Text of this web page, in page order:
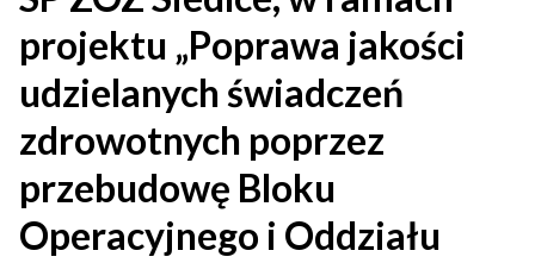
projektu „Poprawa jakości
udzielanych świadczeń
zdrowotnych poprzez
przebudowę Bloku
Operacyjnego i Oddziału